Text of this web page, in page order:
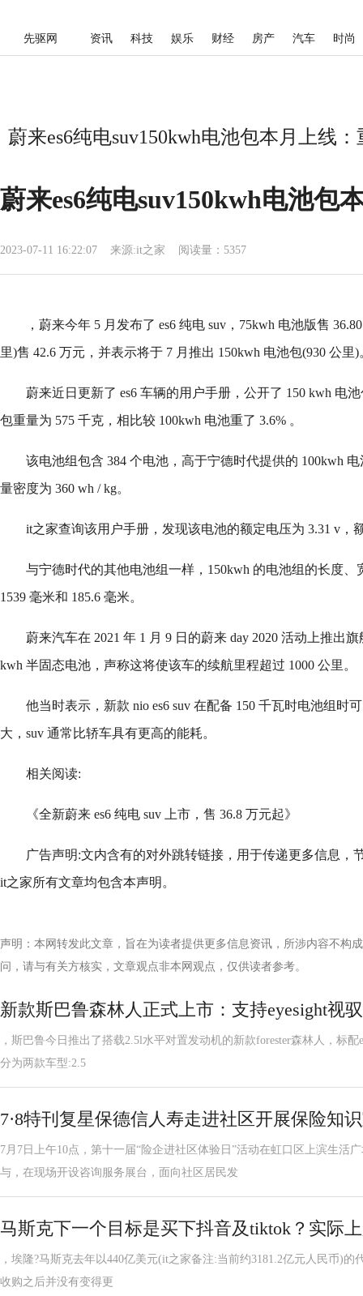
先驱网 资讯 科技 娱乐 财经 房产 汽车 时尚
蔚来es6纯电suv150kwh电池包本月上线
蔚来es6纯电suv150kwh电池包
2023-07-11 16:22:07 来源:it之家 阅读量：5357
，蔚来今年 5 月发布了 es6 纯电 suv，75kwh 电池版售
里)售 42.6 万元，并表示将于 7 月推出 150kwh 电池包(930 公里)
蔚来近日更新了 es6 车辆的用户手册，公开了 150 kwh 电
包重量为 575 千克，相比较 100kwh 电池重了 3.6% 。
该电池组包含 384 个电池，高于宁德时代提供的 100kwh
量密度为 360 wh / kg。
it之家查询该用户手册，发现该电池的额定电压为 3.31 v，
与宁德时代的其他电池组一样，150kwh 的电池组的长度、
1539 毫米和 185.6 毫米。
蔚来汽车在 2021 年 1 月 9 日的蔚来 day 2020 活动上推出
kwh 半固态电池，声称这将使该车的续航里程超过 1000 公里。
他当时表示，新款 nio es6 suv 在配备 150 千瓦时电池组时
大，suv 通常比轿车具有更高的能耗。
相关阅读:
《全新蔚来 es6 纯电 suv 上市，售 36.8 万元起》
广告声明:文内含有的对外跳转链接，用于传递更多信息，
it之家所有文章均包含本声明。
声明：本网转发此文章，旨在为读者提供更多信息资讯，所涉内容不构
问，请与有关方核实，文章观点非本网观点，仅供读者参考。
新款斯巴鲁森林人正式上市：支持eyesight视
，斯巴鲁今日推出了搭载2.5l水平对置发动机的新款forester森林人，标
分为两款车型:2.5
7·8特刊复星保德信人寿走进社区开展保险知
7月7日上午10点，第十一届“险企进社区体验日”活动在虹口区上滨生活
与，在现场开设咨询服务展台，面向社区居民发
马斯克下一个目标是买下抖音及tiktok？实际
，埃隆?马斯克去年以440亿美元(it之家备注:当前约3181.2亿元人民币)
收购之后并没有变得更